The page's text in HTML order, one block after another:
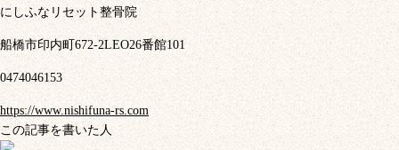
にしふなリセット整骨院
船橋市印内町672-2LEO26番館101
0474046153
https://www.nishifuna-rs.com
この記事を書いた人